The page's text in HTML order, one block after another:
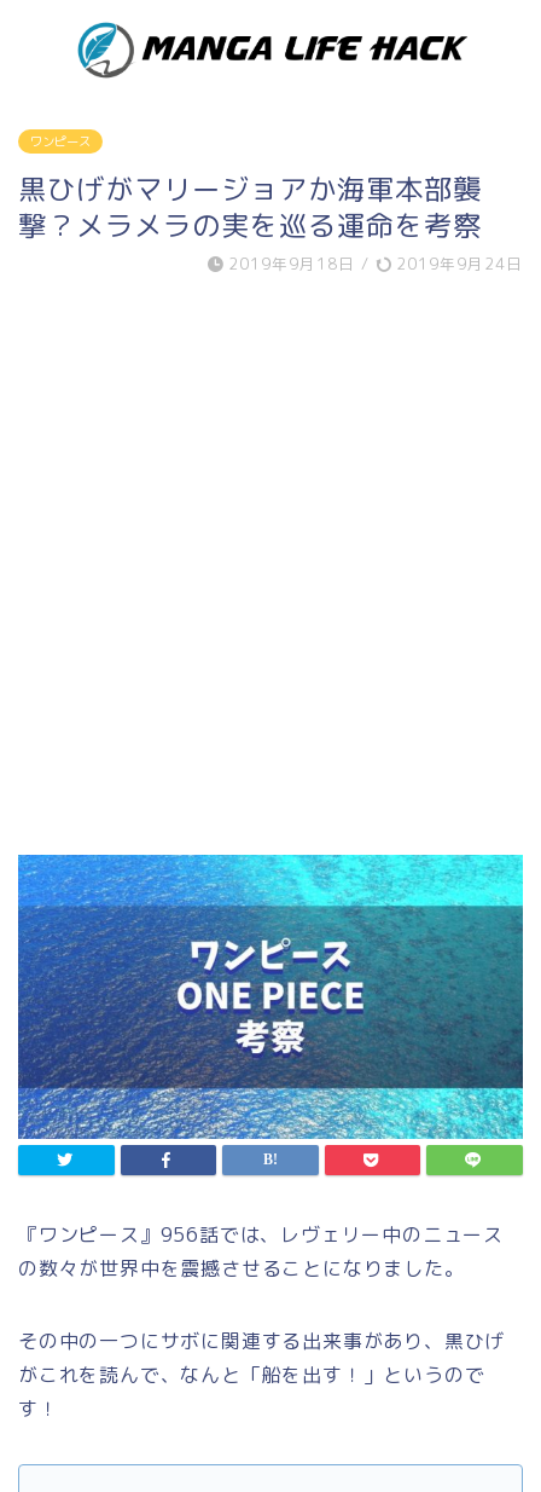
ワンピース
黒ひげがマリージョアか海軍本部襲
撃？メラメラの実を巡る運命を考察
2019年9月18日 / 2019年9月24日
『ワンピース』956話では、レヴェリー中のニュース
の数々が世界中を震撼させることになりました。
その中の一つにサボに関連する出来事があり、黒ひげ
がこれを読んで、なんと「船を出す！」というので
す！